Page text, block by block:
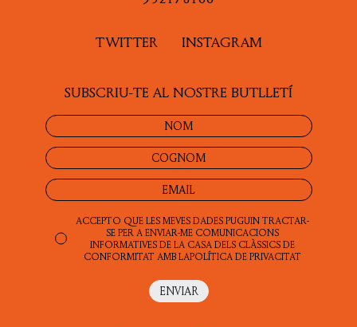
TWITTER INSTAGRAM
SUBSCRIU-TE AL NOSTRE BUTLLETÍ
ACCEPTO QUE LES MEVES DADES PUGUIN TRACTAR-
SE PER A ENVIAR-ME COMUNICACIONS
INFORMATIVES DE LA CASA DELS CLÀSSICS DE
CONFORMITAT AMB LAPOLÍTICA DE PRIVACITAT